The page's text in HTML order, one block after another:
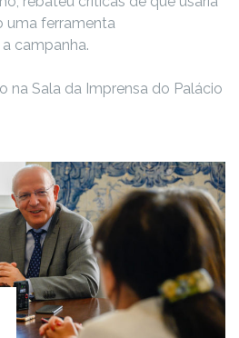
uma ferramenta
campanha.
na Sala da Imprensa do Palácio